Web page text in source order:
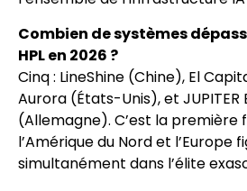
Combien de systèmes
HPL en 2026 ?
Cinq : LineShine (Chine), El
Aurora (États-Unis), et JUPITER
(Allemagne). C’est la première
l’Amérique du Nord et l’Europe
simultanément dans l’élite